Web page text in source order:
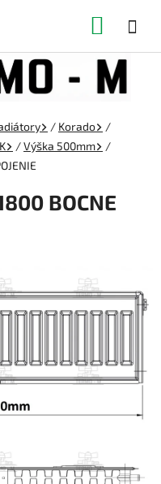
/ Korado
/
/Výška 500mm
/
BOCNE